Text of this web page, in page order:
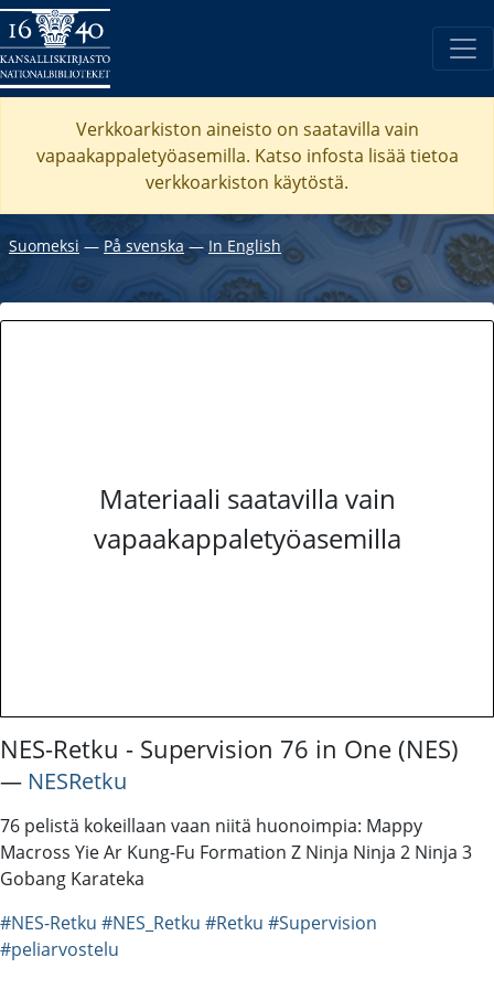
Verkkoarkiston aineisto on saatavilla vain
vapaakappaletyöasemilla. Katso infosta lisää tietoa
verkkoarkiston käytöstä.
Suomeksi ― På svenska― In English
Materiaali saatavilla vain
vapaakappaletyöasemilla
NES-Retku - Supervision 76 in One (NES)
― NESRetku
76 pelistä kokeillaan vaan niitä huonoimpia: Mappy
Macross Yie Ar Kung-Fu Formation Z Ninja Ninja 2 Ninja 3
Gobang Karateka
#NES-Retku #NES_Retku #Retku #Supervision
#peliarvostelu